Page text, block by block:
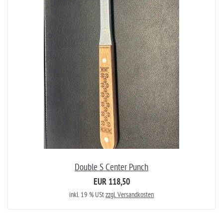
Double S Center Punch
EUR 118,50
inkl. 19 % UStzzgl. Versandkosten